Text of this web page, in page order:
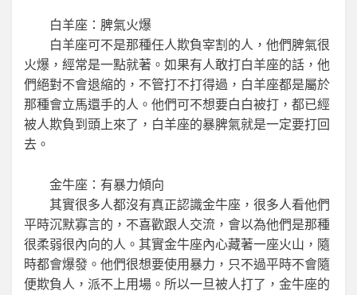
白羊座：脾氣火爆
白羊座可不是那種任人欺負宰割的人，他們脾氣很
火爆，經常是一點就著。如果有人敢打白羊座的話，他
們絕對不會退縮的，不管打不打得過，白羊座都是屬於
那種會立馬還手的人。他們可不想要白白被打，都已經
被人欺負到頭上來了，白羊座的暴脾氣就是一定要打回
去。
金牛座：有暴力傾向
其實很多人都沒有真正認識金牛座，很多人看他們
平時沉默寡言的，不喜歡跟人交流，會以為他們是那種
很柔弱很內向的人。其實金牛座內心藏著一座火山，隨
時都會爆發。他們很想要使用暴力，只不過平時不會隨
便欺負人，派不上用場。所以一旦被人打了，金牛座的